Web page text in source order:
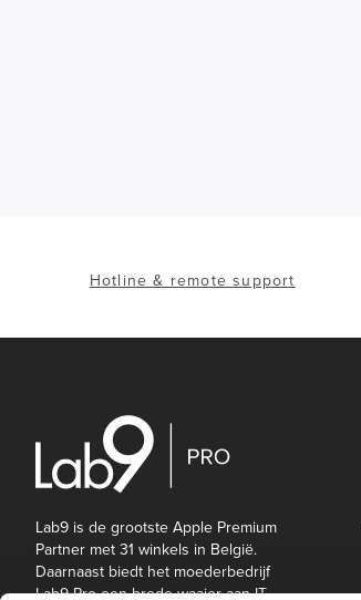
Hotline & remote support
Lab9 is de grootste Apple Premium
Partner met 31 winkels in België.
Daarnaast biedt het moederbedrijf
Lab9 Pro een brede waaier aan IT-